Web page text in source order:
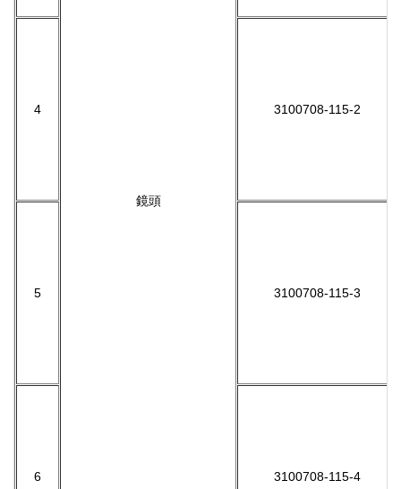
鏡頭
4 3100708-115-2
5 3100708-115-3
6 3100708-115-4